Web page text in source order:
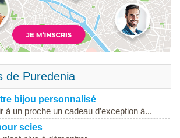
de Puredenia
bijou personnalisé
à un proche un cadeau d’exception à...
scies